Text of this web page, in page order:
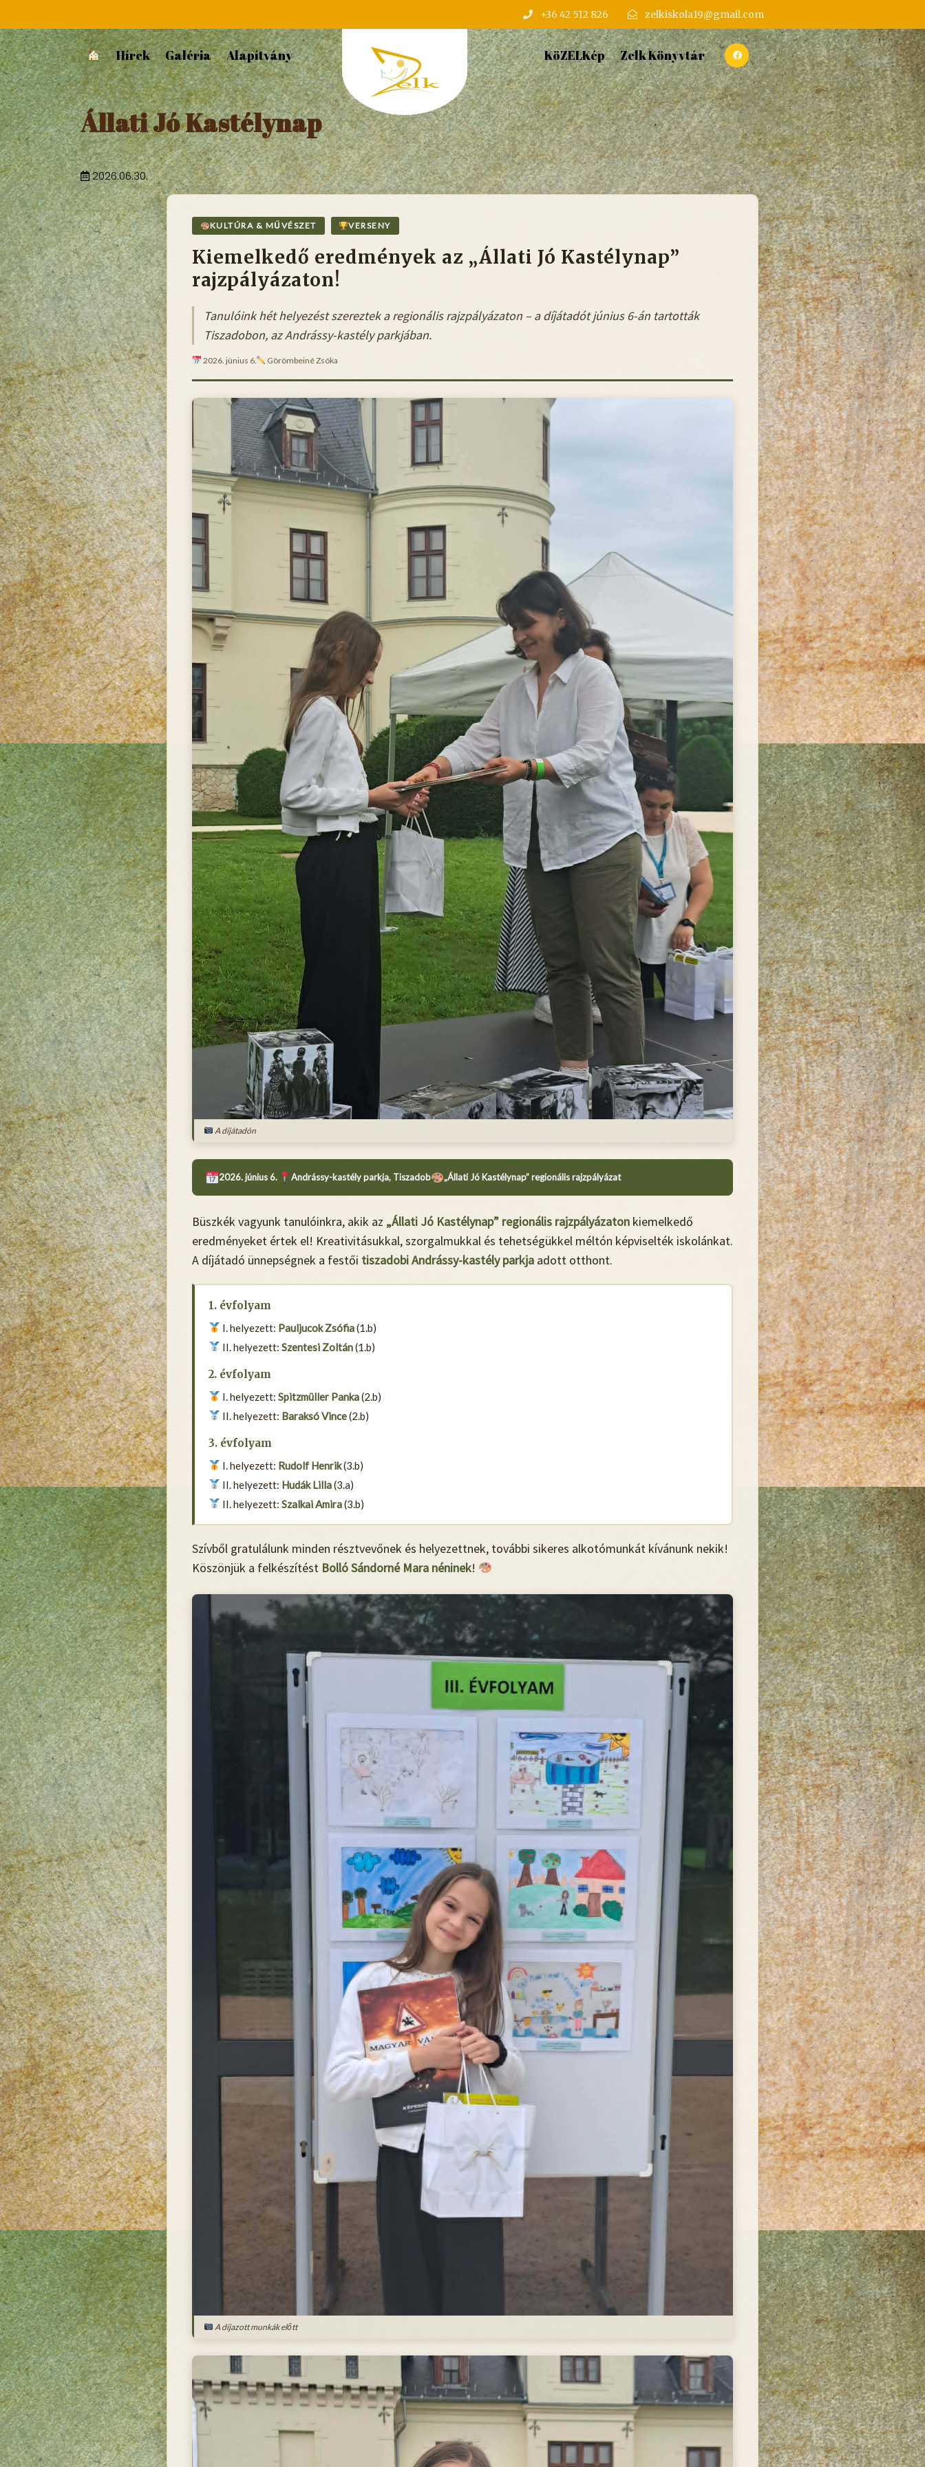
+36 42 512 826 zelkiskola19@gmail.com
Hírek Galéria Alapítvány KöZELKép Zelk Könyvtár
Állati Jó Kastélynap
2026.06.30.
KULTÚRA & MŰVÉSZET VERSENY
Kiemelkedő eredmények az „Állati Jó Kastélynap”
rajzpályázaton!
Tanulóink hét helyezést szereztek a regionális rajzpályázaton – a díjátadót június 6-án tartották
Tiszadobon, az Andrássy-kastély parkjában.
2026. június 6. Görömbeiné Zsóka
A díjátadón
2026. június 6. Andrássy-kastély parkja, Tiszadob „Állati Jó Kastélynap” regionális rajzpályázat
Büszkék vagyunk tanulóinkra, akik az „Állati Jó Kastélynap” regionális rajzpályázaton kiemelkedő
eredményeket értek el! Kreativitásukkal, szorgalmukkal és tehetségükkel méltón képviselték iskolánkat.
A díjátadó ünnepségnek a festői tiszadobi Andrássy-kastély parkja adott otthont.
1. évfolyam
I. helyezett: Pauljucok Zsófia(1.b)
II. helyezett:Szentesi Zoltán(1.b)
2. évfolyam
I. helyezett:Spitzmüller Panka(2.b)
II. helyezett: Baraksó Vince(2.b)
3. évfolyam
I. helyezett: Rudolf Henrik(3.b)
II. helyezett: Hudák Lilla(3.a)
II. helyezett:Szalkai Amira(3.b)
Szívből gratulálunk minden résztvevőnek és helyezettnek, további sikeres alkotómunkát kívánunk nekik!
Köszönjük a felkészítést Bolló Sándorné Mara néninek!
A díjazott munkák előtt